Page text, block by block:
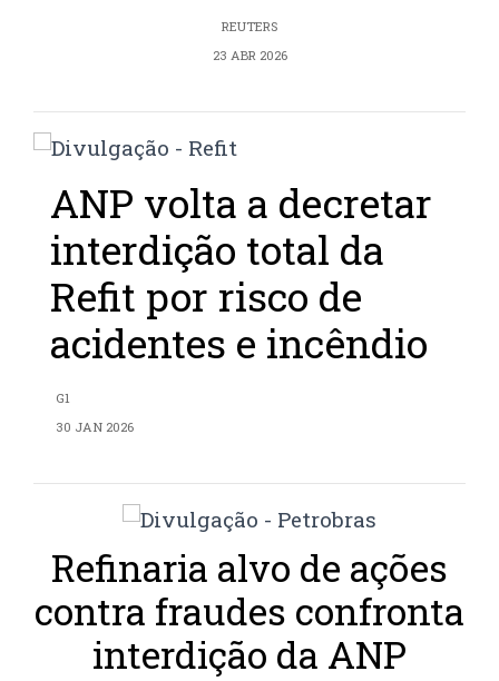
REUTERS
23 ABR 2026
ANP volta a decretar
interdição total da
Refit por risco de
acidentes e incêndio
G1
30 JAN 2026
Refinaria alvo de ações
contra fraudes confronta
interdição da ANP